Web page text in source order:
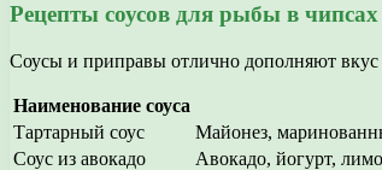
Рецепты соусов для рыбы в чипсах
Соусы и приправы отлично дополняют вкус
Наименование соуса
Тартарный соус
Майонез,
Соус из авокадо
Авокадо, йогурт,